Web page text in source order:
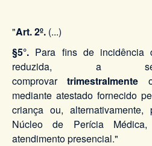
"Art. 2º. (...)
§5°. Para fins de incidência
reduzida, a
comprovartrimestralmente
mediante atestado fornecido
criança ou,
Núcleo de Perícia Médica,
atendimento presencial."